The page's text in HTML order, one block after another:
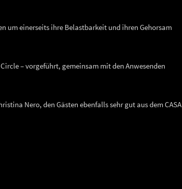
um einerseits ihre Belastbarkeit und ihren Gehorsam
– vorgeführt, gemeinsam mit den Anwesenden
Nero, den Gästen ebenfalls sehr gut aus dem CASA